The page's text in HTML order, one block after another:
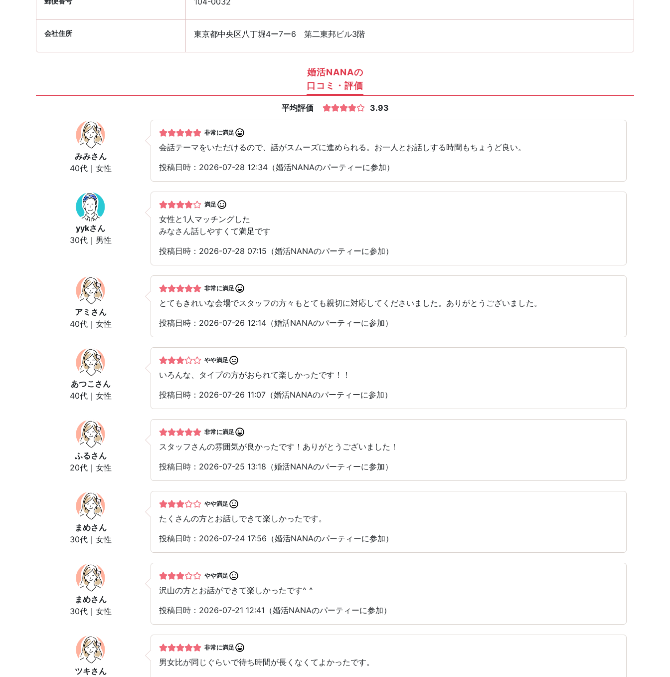
会社住所 東京都中央区八丁堀4ー7ー6 第二東邦ビル3階
婚活NANAの
口コミ・評価
平均評価 3.93
みみさん
40代｜女性
非常に満足
会話テーマをいただけるので、話がスムーズに進められる。お一人とお話しする時間もちょうど良い。
投稿日時：2026-07-28 12:34（婚活NANAのパーティーに参加）
yykさん
30代｜男性
満足
女性と1人マッチングした
みなさん話しやすくて満足です
投稿日時：2026-07-28 07:15（婚活NANAのパーティーに参加）
アミ さん
40代｜女性
非常に満足
とてもきれいな会場でスタッフの方々もとても親切に対応してくださいました。ありがとうございました。
投稿日時：2026-07-26 12:14（婚活NANAのパーティーに参加）
あつこ さん
40代｜女性
やや満足
いろんな、タイプの方がおられて楽しかったです！！
投稿日時：2026-07-26 11:07（婚活NANAのパーティーに参加）
ふるさん
20代｜女性
非常に満足
スタッフさんの雰囲気が良かったです！ありがとうございました！
投稿日時：2026-07-25 13:18（婚活NANAのパーティーに参加）
まめさん
30代｜女性
やや満足
たくさんの方とお話しできて楽しかったです。
投稿日時：2026-07-24 17:56（婚活NANAのパーティーに参加）
まめさん
30代｜女性
やや満足
沢山の方とお話ができて楽しかったです^ ^
投稿日時：2026-07-21 12:41（婚活NANAのパーティーに参加）
ツキさん
非常に満足
男女比が同じぐらいで待ち時間が長くなくてよかったです。